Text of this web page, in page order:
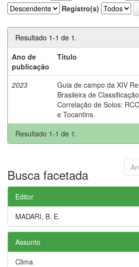
Registro(s)
Resultado 1-1 de 1.
Ano de
publicação
Título
2023
Guia de campo da XIV
Brasileira de
Correlação de Solos:
e Tocantins.
Resultado 1-1 de 1.
Busca facetada
Editor
MADARI, B. E.
Assunto
Clima